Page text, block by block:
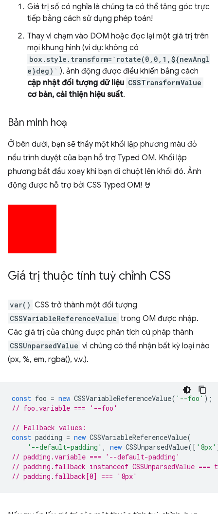
Giá trị số có nghĩa là chúng ta có thể tăng góc trực
tiếp bằng cách sử dụng phép toán!
Thay vì chạm vào DOM hoặc đọc lại một giá trị trên
mọi khung hình (ví dụ: không có
box.style.transform=`rotate(0,0,1,${newAngl
e}deg)` ), ảnh động được điều khiển bằng cách
cập nhật đối tượng dữ liệu CSSTransformValue
cơ bản, cải thiện hiệu suất.
Bản minh hoạ
Ở bên dưới, bạn sẽ thấy một khối lập phương màu đỏ
nếu trình duyệt của bạn hỗ trợ Typed OM. Khối lập
phương bắt đầu xoay khi bạn di chuột lên khối đó. Ảnh
động được hỗ trợ bởi CSS Typed OM! 🤘
Giá trị thuộc tính tuỳ chỉnh CSS
var() CSS trở thành một đối tượng
CSSVariableReferenceValue trong OM được nhập.
Các giá trị của chúng được phân tích cú pháp thành
CSSUnparsedValue vì chúng có thể nhận bất kỳ loại nào
(px, %, em, rgba(), v.v.).
const foo = new CSSVariableReferenceValue( '--foo' );
// foo.variable === '--foo'
// Fallback values:
const padding = new CSSVariableReferenceValue(
'--default-padding' , new CSSUnparsedValue([ '8px'
// padding.variable === '--default-padding'
// padding.fallback instanceof CSSUnparsedValue ===
// padding.fallback[0] === '8px'